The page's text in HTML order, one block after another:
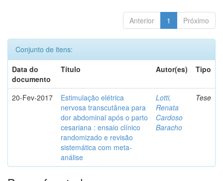
Anterior 1 Próximo
Conjunto de itens:
Data do
documento
Título Autor(es) Tipo
20-Fev-2017
Estimulação elétrica
nervosa transcutânea para
dor abdominal após o parto
cesariana : ensaio clínico
randomizado e revisão
sistemática com meta-
análise
Lotti,
Renata
Cardoso
Baracho
Tese